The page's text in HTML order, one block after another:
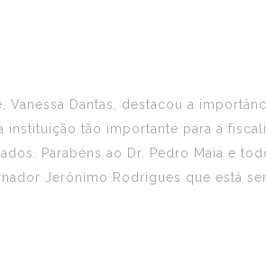
Dantas, destacou a
tão importante para a
Parabéns ao Dr. Pedro Maia e
Jerônimo Rodrigues que está